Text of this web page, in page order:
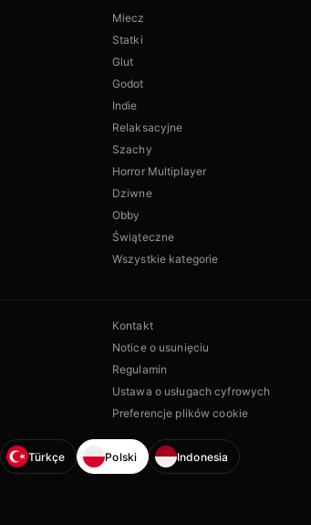
Miecz
Statki
Glut
Godot
Indie
Relaksacyjne
Szachy
Horror Multiplayer
Dziwne
Obby
Świąteczne
Wszystkie kategorie
Kontakt
Notice o usunięciu
Regulamin
Ustawa o usługach cyfrowych
Preferencje plików cookie
Türkçe Polski Indonesia